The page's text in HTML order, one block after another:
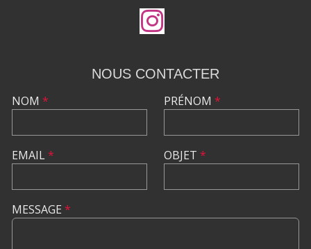
NOUS CONTACTER
NOM *
EMAIL*
PRÉNOM *
OBJET *
MESSAGE *